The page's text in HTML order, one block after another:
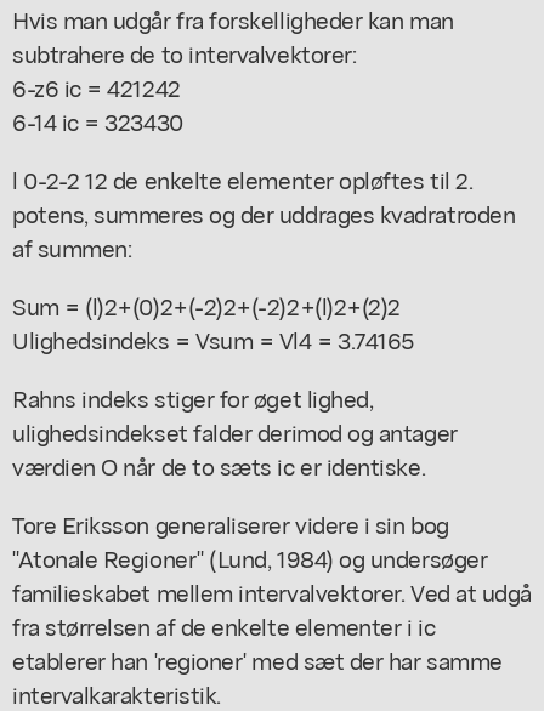
Hvis man udgår fra forskelligheder kan man
subtrahere de to intervalvektorer:
6-z6 ic = 421242
6-14 ic = 323430
l 0-2-2 12 de enkelte elementer opløftes til 2.
potens, summeres og der uddrages kvadratroden
af summen:
Sum = (l)2+(0)2+(-2)2+(-2)2+(l)2+(2)2
Ulighedsindeks = Vsum = Vl4 = 3.74165
Rahns indeks stiger for øget lighed,
ulighedsindekset falder derimod og antager
værdien O når de to sæts ic er identiske.
Tore Eriksson generaliserer videre i sin bog
"Atonale Regioner" (Lund, 1984) og undersøger
familieskabet mellem intervalvektorer. Ved at udgå
fra størrelsen af de enkelte elementer i ic
etablerer han 'regioner' med sæt der har samme
intervalkarakteristik.